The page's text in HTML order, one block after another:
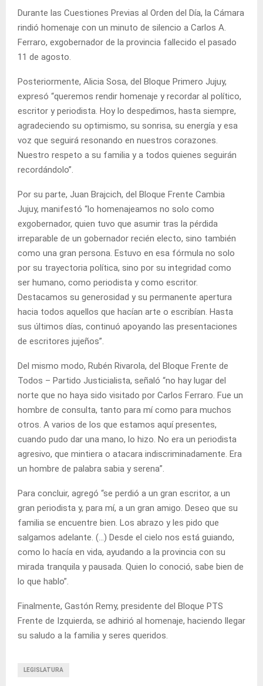
Durante las Cuestiones Previas al Orden del Día, la Cámara
rindió homenaje con un minuto de silencio a Carlos A.
Ferraro, exgobernador de la provincia fallecido el pasado
11 de agosto.
Posteriormente, Alicia Sosa, del Bloque Primero Jujuy,
expresó “queremos rendir homenaje y recordar al político,
escritor y periodista. Hoy lo despedimos, hasta siempre,
agradeciendo su optimismo, su sonrisa, su energía y esa
voz que seguirá resonando en nuestros corazones.
Nuestro respeto a su familia y a todos quienes seguirán
recordándolo”.
Por su parte, Juan Brajcich, del Bloque Frente Cambia
Jujuy, manifestó “lo homenajeamos no solo como
exgobernador, quien tuvo que asumir tras la pérdida
irreparable de un gobernador recién electo, sino también
como una gran persona. Estuvo en esa fórmula no solo
por su trayectoria política, sino por su integridad como
ser humano, como periodista y como escritor.
Destacamos su generosidad y su permanente apertura
hacia todos aquellos que hacían arte o escribían. Hasta
sus últimos días, continuó apoyando las presentaciones
de escritores jujeños”.
Del mismo modo, Rubén Rivarola, del Bloque Frente de
Todos – Partido Justicialista, señaló “no hay lugar del
norte que no haya sido visitado por Carlos Ferraro. Fue un
hombre de consulta, tanto para mí como para muchos
otros. A varios de los que estamos aquí presentes,
cuando pudo dar una mano, lo hizo. No era un periodista
agresivo, que mintiera o atacara indiscriminadamente. Era
un hombre de palabra sabia y serena”.
Para concluir, agregó “se perdió a un gran escritor, a un
gran periodista y, para mí, a un gran amigo. Deseo que su
familia se encuentre bien. Los abrazo y les pido que
salgamos adelante. (…) Desde el cielo nos está guiando,
como lo hacía en vida, ayudando a la provincia con su
mirada tranquila y pausada. Quien lo conoció, sabe bien de
lo que hablo”.
Finalmente, Gastón Remy, presidente del Bloque PTS
Frente de Izquierda, se adhirió al homenaje, haciendo llegar
su saludo a la familia y seres queridos.
LEGISLATURA